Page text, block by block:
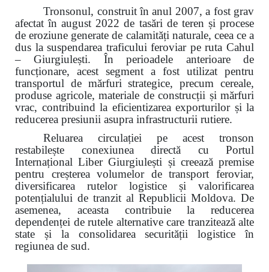
Tronsonul, construit în anul 2007, a fost grav
afectat în august 2022 de tasări de teren și procese
de eroziune generate de calamități naturale, ceea ce a
dus la suspendarea traficului feroviar pe ruta Cahul
– Giurgiulești. În perioadele anterioare de
funcționare, acest segment a fost utilizat pentru
transportul de mărfuri strategice, precum cereale,
produse agricole, materiale de construcții și mărfuri
vrac, contribuind la eficientizarea exporturilor și la
reducerea presiunii asupra infrastructurii rutiere.
Reluarea circulației pe acest tronson
restabilește conexiunea directă cu Portul
Internațional Liber Giurgiulești și creează premise
pentru creșterea volumelor de transport feroviar,
diversificarea rutelor logistice și valorificarea
potențialului de tranzit al Republicii Moldova. De
asemenea, aceasta contribuie la reducerea
dependenței de rutele alternative care tranzitează alte
state și la consolidarea securității logistice în
regiunea de sud.